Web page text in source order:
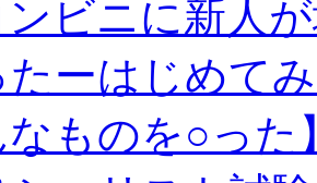
ビニに新人
ーはじめて
なものを○っ